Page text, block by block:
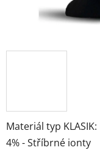
Materiál typ
4% - Stříbrné ionty